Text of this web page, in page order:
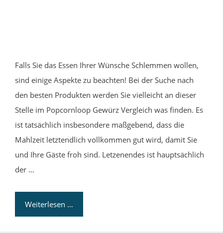
Falls Sie das Essen Ihrer Wünsche Schlemmen wollen,
sind einige Aspekte zu beachten! Bei der Suche nach
den besten Produkten werden Sie vielleicht an dieser
Stelle im Popcornloop Gewürz Vergleich was finden. Es
ist tatsächlich insbesondere maßgebend, dass die
Mahlzeit letztendlich vollkommen gut wird, damit Sie
und Ihre Gäste froh sind. Letzenendes ist hauptsächlich
der …
Weiterlesen …